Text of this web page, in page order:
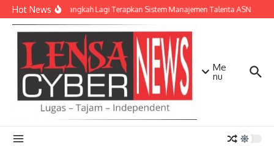
Lewati ke konten
Hot NewsNTB Selangkah Lagi Terapkan Sistem Manajemen Talenta ASN
Me
nu